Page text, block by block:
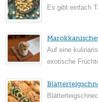
Es gibt einfach
Auf eine
exotische